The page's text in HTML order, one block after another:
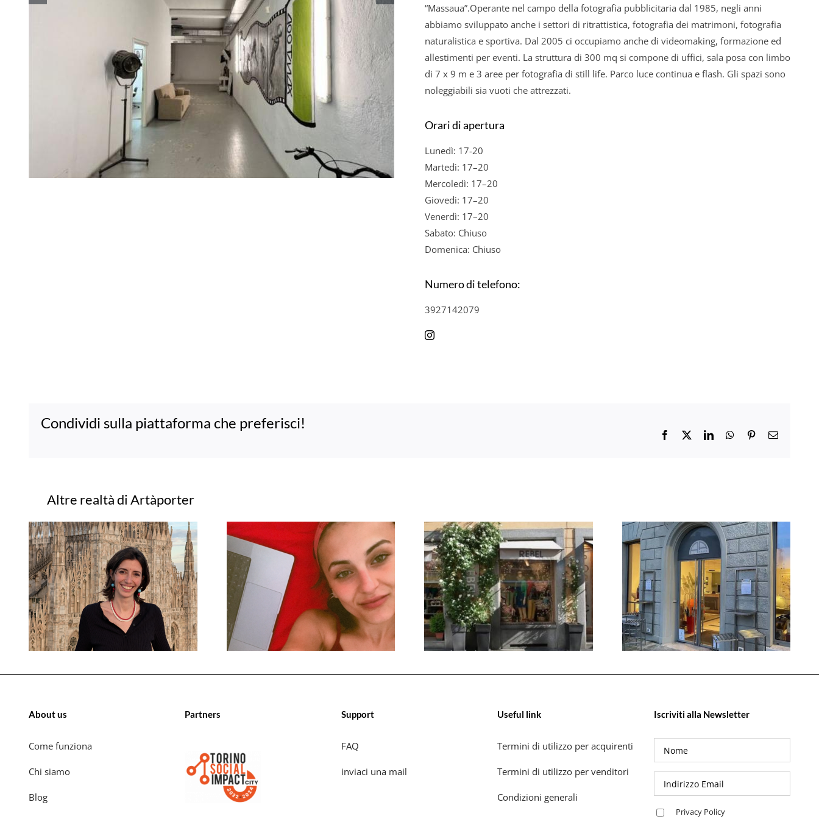
“Massaua”.Operante nel campo della fotografia pubblicitaria dal 1985, negli anni
abbiamo sviluppato anche i settori di ritrattistica, fotografia dei matrimoni, fotografia
naturalistica e sportiva. Dal 2005 ci occupiamo anche di videomaking, formazione ed
allestimenti per eventi. La struttura di 300 mq si compone di uffici, sala posa con limbo
di 7 x 9 m e 3 aree per fotografia di still life. Parco luce continua e flash. Gli spazi sono
noleggiabili sia vuoti che attrezzati.
Orari di apertura
Lunedì: 17-20
Martedì: 17–20
Mercoledì: 17–20
Giovedì: 17–20
Venerdì: 17–20
Sabato: Chiuso
Domenica: Chiuso
Numero di telefono:
3927142079
Condividi sulla piattaforma che preferisci!
Facebook
X LinkedInWhatsApp
PinterestEmail
Progetti correlati
About us
Come funziona
Chi siamo
Blog
Partners Support
FAQ
inviaci una mail
Useful link
Termini di utilizzo per acquirenti
Termini di utilizzo per venditori
Condizioni generali
Iscriviti alla Newsletter
Privacy Policy